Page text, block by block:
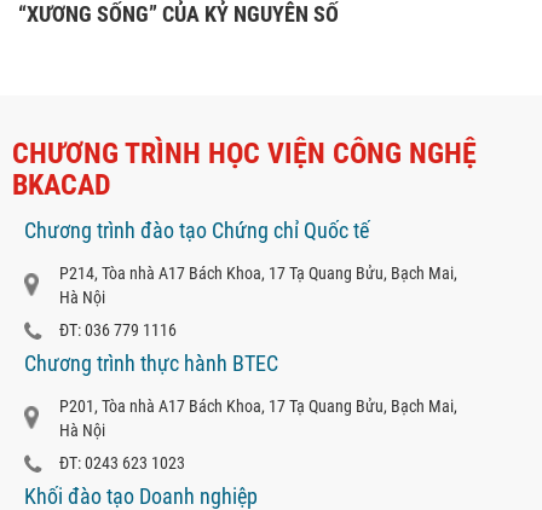
“XƯƠNG SỐNG” CỦA KỶ NGUYÊN SỐ
CHƯƠNG TRÌNH HỌC VIỆN CÔNG NGHỆ
BKACAD
Chương trình đào tạo Chứng chỉ Quốc tế
P214, Tòa nhà A17 Bách Khoa, 17 Tạ Quang Bửu, Bạch Mai,
Hà Nội
ĐT: 036 779 1116
Chương trình thực hành BTEC
P201, Tòa nhà A17 Bách Khoa, 17 Tạ Quang Bửu, Bạch Mai,
Hà Nội
ĐT: 0243 623 1023
Khối đào tạo Doanh nghiệp